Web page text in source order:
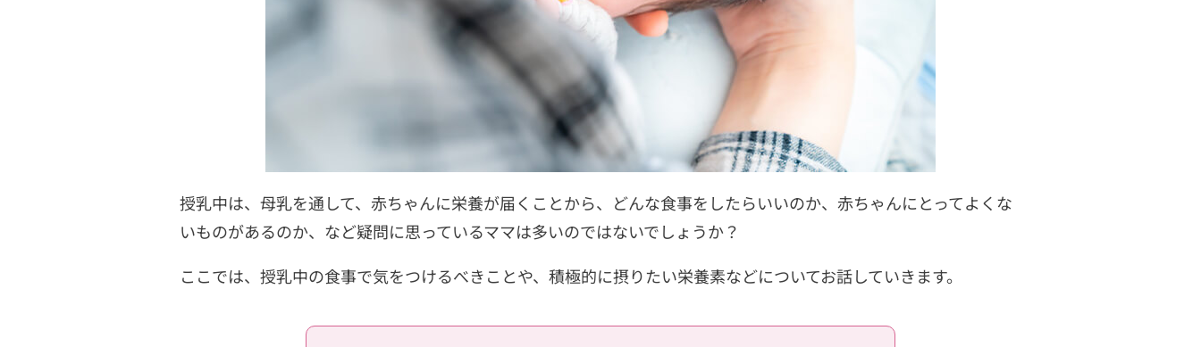
授乳中は、母乳を通して、赤ちゃんに栄養が届くことから、どんな食事をしたらいいのか、赤ちゃんにとってよくな
いものがあるのか、など疑問に思っているママは多いのではないでしょうか？
ここでは、授乳中の食事で気をつけるべきことや、積極的に摂りたい栄養素などについてお話していきます。